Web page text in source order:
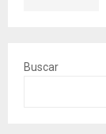
Buscar